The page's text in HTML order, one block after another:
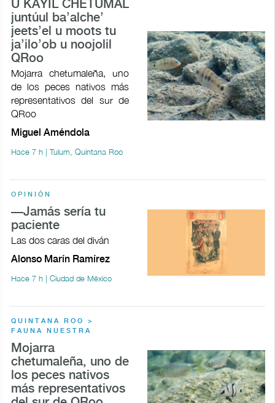
U KAYIL CHETUMAL
juntúul ba’alche’
jeets’el u moots tu
ja’ilo’ob u noojolil
QRoo
Mojarra chetumaleña, uno
de los peces nativos más
representativos del sur de
QRoo
Miguel Améndola
Hace 7 h | Tulum, Quintana Roo
OPINIÓN
—Jamás sería tu
paciente
Las dos caras del diván
Alonso Marín Ramírez
Hace 7 h | Ciudad de México
QUINTANA ROO >
FAUNA NUESTRA
Mojarra
chetumaleña, uno de
los peces nativos
más representativos